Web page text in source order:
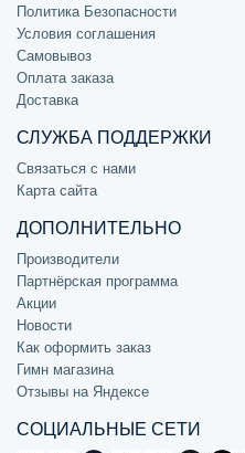
Политика Безопасности
Условия соглашения
Самовывоз
Оплата заказа
Доставка
СЛУЖБА ПОДДЕРЖКИ
Связаться с нами
Карта сайта
ДОПОЛНИТЕЛЬНО
Производители
Партнёрская программа
Акции
Новости
Как оформить заказ
Гимн магазина
Отзывы на Яндексе
СОЦИАЛЬНЫЕ СЕТИ